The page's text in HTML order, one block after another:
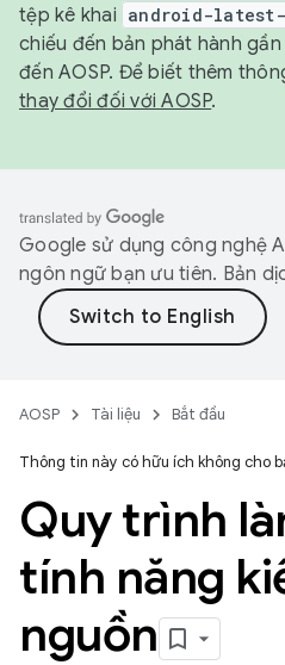
tệp kê khai android-
chiếu đến bản phát hành
đến AOSP. Để biết thêm
thay đổi đối với AOSP.
Google sử dụng công nghệ
ngôn ngữ bạn ưu tiên. Bản
AOSP Tài liệu Bắt đầu
Thông tin này có hữu ích không cho
Quy trình
tính năng
nguồn